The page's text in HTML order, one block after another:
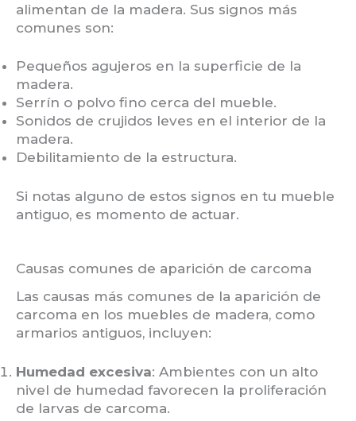
alimentan de la madera. Sus signos más
comunes son:
Pequeños agujeros en la superficie de la
madera.
Serrín o polvo fino cerca del mueble.
Sonidos de crujidos leves en el interior de la
madera.
Debilitamiento de la estructura.
Si notas alguno de estos signos en tu mueble
antiguo, es momento de actuar.
Causas comunes de aparición de carcoma
Las causas más comunes de la aparición de
carcoma en los muebles de madera, como
armarios antiguos, incluyen:
Humedad excesiva: Ambientes con un alto
nivel de humedad favorecen la proliferación
de larvas de carcoma.